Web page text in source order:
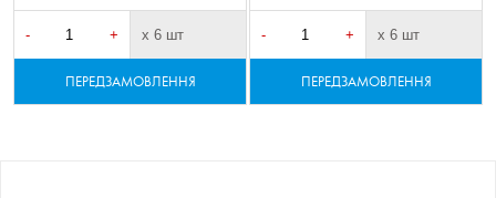
- + х 6 шт
ПЕРЕДЗАМОВЛЕННЯ
- + х 6 шт
ПЕРЕДЗАМОВЛЕННЯ